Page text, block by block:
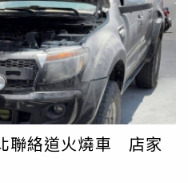
聯絡道火燒車 店家